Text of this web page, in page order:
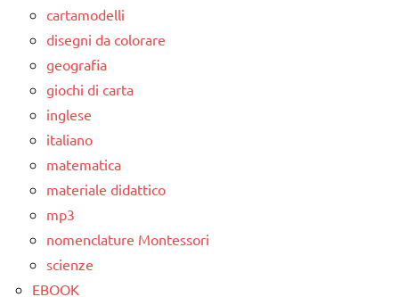
cartamodelli
disegni da colorare
geografia
giochi di carta
inglese
italiano
matematica
materiale didattico
mp3
nomenclature Montessori
scienze
EBOOK